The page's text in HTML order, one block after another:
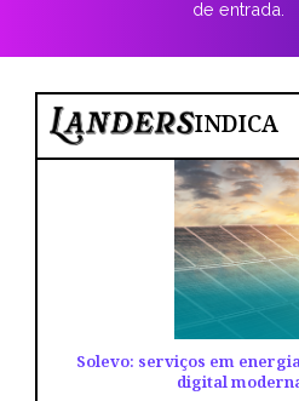
de entrada.
INDICA
Solevo: serviços em
digital